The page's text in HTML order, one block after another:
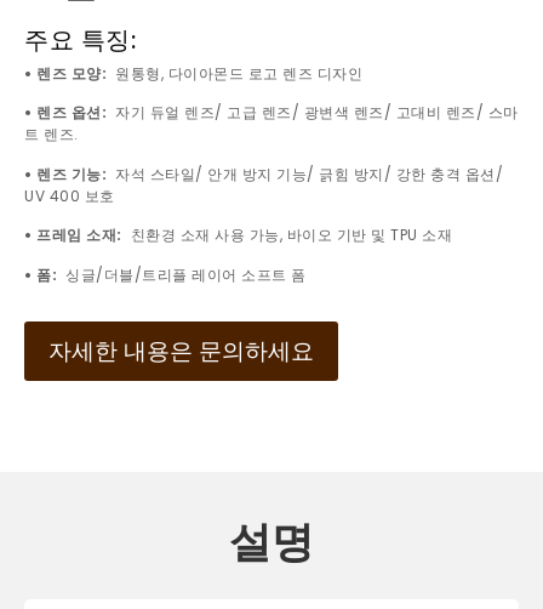
주요 특징:
• 렌즈 모양: 원통형, 다이아몬드 로고 렌즈 디자인
• 렌즈 옵션: 자기 듀얼 렌즈/ 고급 렌즈/ 광변색 렌즈/ 고대비 렌즈/ 스마
트 렌즈.
• 렌즈 기능: 자석 스타일/ 안개 방지 기능/ 긁힘 방지/ 강한 충격 옵션/
UV 400 보호
• 프레임 소재: 친환경 소재 사용 가능, 바이오 기반 및 TPU 소재
• 폼: 싱글/더블/트리플 레이어 소프트 폼
자세한 내용은 문의하세요
설명